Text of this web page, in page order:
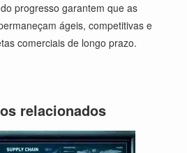
progresso garantem que as
ágeis, competitivas e
comerciais de longo prazo.
relacionados